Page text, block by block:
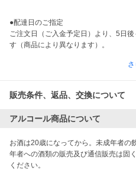
●配達日のご指定
ご注文日（ご入金予定日）より、5日
す（商品により異なります）。
販売条件、返品、交換について
アルコール商品について
お酒は20歳になってから。未成年者の
年者への酒類の販売及び通信販売は固
ください。